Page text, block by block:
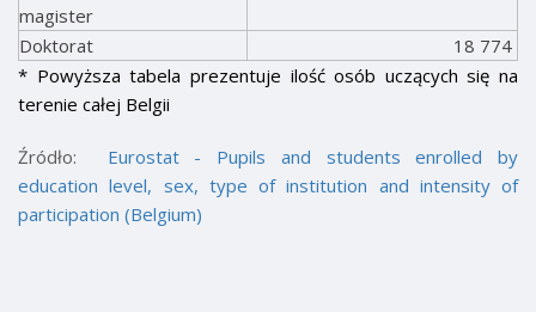
magister
Doktorat
18 774
* Powyższa tabela prezentuje ilość osób uczących się na
terenie całej Belgii
Źródło: Eurostat - Pupils and students enrolled by
education level, sex, type of institution and intensity of
participation (Belgium)